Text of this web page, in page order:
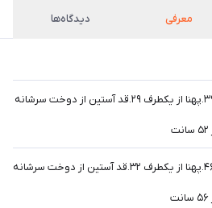
معرفی دیدگاه‌ها
قد بلوز ۳۹.پهنا از یکطرف ۲۹.قد آستین از دوخت سرشانه
قد بلوز ۴۶.پهنا از یکطرف ۳۲.قد آستین از دوخت سرشانه